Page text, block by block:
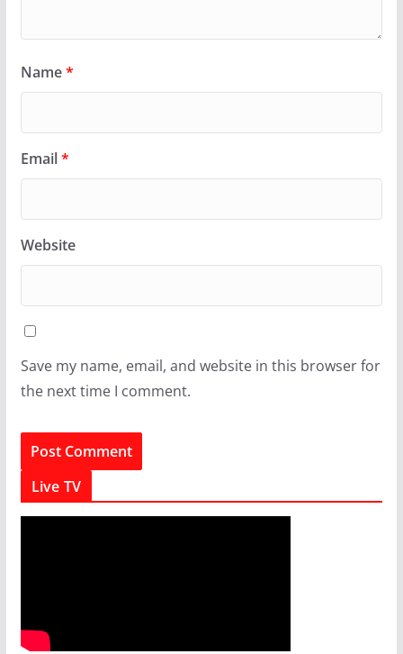
Name*
Email*
Website
Save my name, email, and website in this browser for
the next time I comment.
Live TV